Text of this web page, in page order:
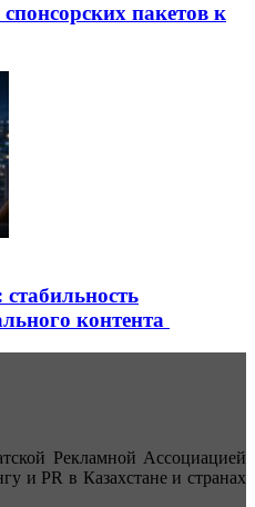
пакетов к
контента
Рекламной Ассоциацией
и PR в Казахстане и странах